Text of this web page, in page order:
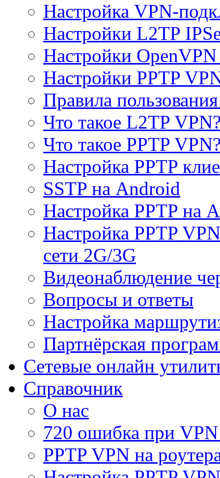
Настройка VPN-
Настройки L2TP
Настройки
Настройки PPTP
Правила
Что такое L2TP
Что такое PPTP
Настройка PPTP
SSTP на Android
Настройка PPTP на
Настройка PPTP
сети 2G/3G
Видеонаблюдение
Вопросы и ответы
Настройка
Партнёрская
Сетевые онлайн
Справочник
О нас
720 ошибка при
PPTP VPN на